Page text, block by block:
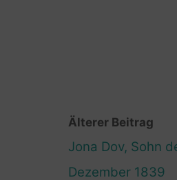
Älterer Beitrag
Jona Dov, Sohn
Dezember 1839